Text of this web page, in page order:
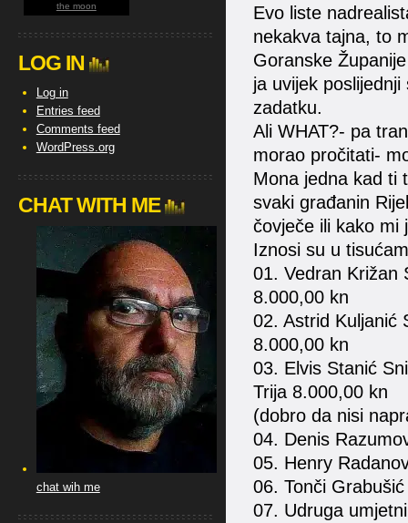
Evo liste
nekakva tajna, to
Goranske
ja uvijek
zadatku.
Ali WHAT?- pa
morao pročitati-
Mona jedna kad ti
svaki građanin
čovječe ili kako mi
Iznosi su u
01. Vedran Križan
8.000,00 kn
02. Astrid Kuljanić
8.000,00 kn
03. Elvis Stanić
Trija 8.000,00 kn
(dobro da nisi
04. Denis
05. Henry
06. Tonči
07. Udruga
the moon
LOG IN
Log in
Entries feed
Comments feed
WordPress.org
CHAT WITH ME
chat wih me